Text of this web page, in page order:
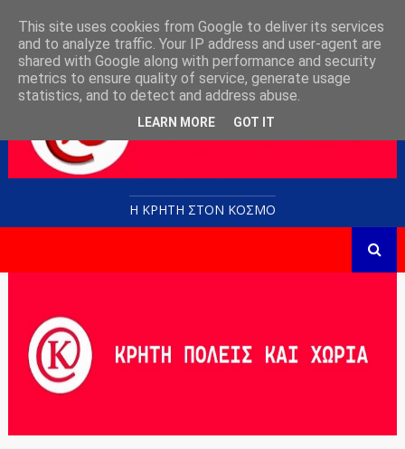
Η ΚΡΗΤΗ ΣΤΟN KOΣΜΟ
This site uses cookies from Google to deliver its services
and to analyze traffic. Your IP address and user-agent are
shared with Google along with performance and security
metrics to ensure quality of service, generate usage
statistics, and to detect and address abuse.
LEARN MORE GOT IT